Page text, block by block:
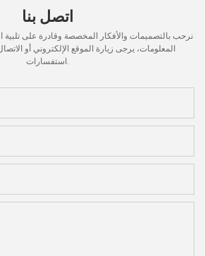
اتصل بنا
نرحب بالتصميمات والأفكار المخصصة وقادرة على تلبية
المعلومات، يرجى زيارة الموقع الإلكتروني أو
استفسارات.